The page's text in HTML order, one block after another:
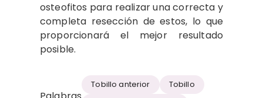
osteofitos para realizar una correcta y
completa resección de estos, lo que
proporcionará el mejor resultado
posible.
Tobillo anterior
Tobillo